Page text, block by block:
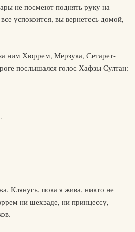
не посмеют поднять руку на
успокоится, вы вернетесь домой,
ним Хюррем, Мерзука, Сетарет-
послышался голос Хафзы Султан:
Клянусь, пока я жива, никто не
ни шехзаде, ни принцессу,